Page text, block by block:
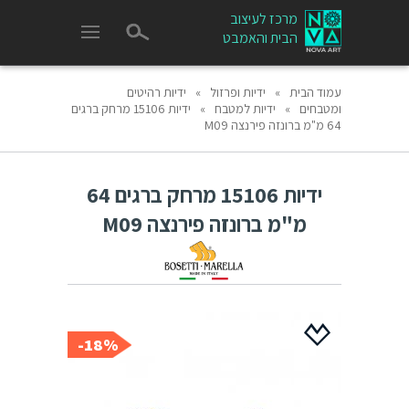
מרכז לעיצוב
הבית והאמבט
עמוד הבית » ידיות ופרזול »
ידיות רהיטים
ומטבחים
» ידיות למטבח »
ידיות 15106 מרחק ברגים
64 מ"מ ברונזה פירנצה M09
ידיות 15106 מרחק ברגים 64
מ"מ ברונזה פירנצה M09
18%-